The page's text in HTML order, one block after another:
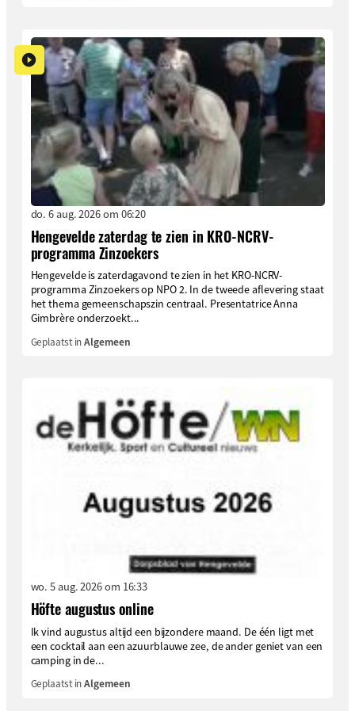
do. 6 aug. 2026 om 06:20
Hengevelde zaterdag te zien in KRO-NCRV-
programma Zinzoekers
Hengevelde is zaterdagavond te zien in het KRO-NCRV-
programma Zinzoekers op NPO 2. In de tweede aflevering staat
het thema gemeenschapszin centraal. Presentatrice Anna
Gimbrère onderzoekt...
Geplaatst inAlgemeen
wo. 5 aug. 2026 om 16:33
Höfte augustus online
Ik vind augustus altijd een bijzondere maand. De één ligt met
een cocktail aan een azuurblauwe zee, de ander geniet van een
camping in de...
Geplaatst inAlgemeen